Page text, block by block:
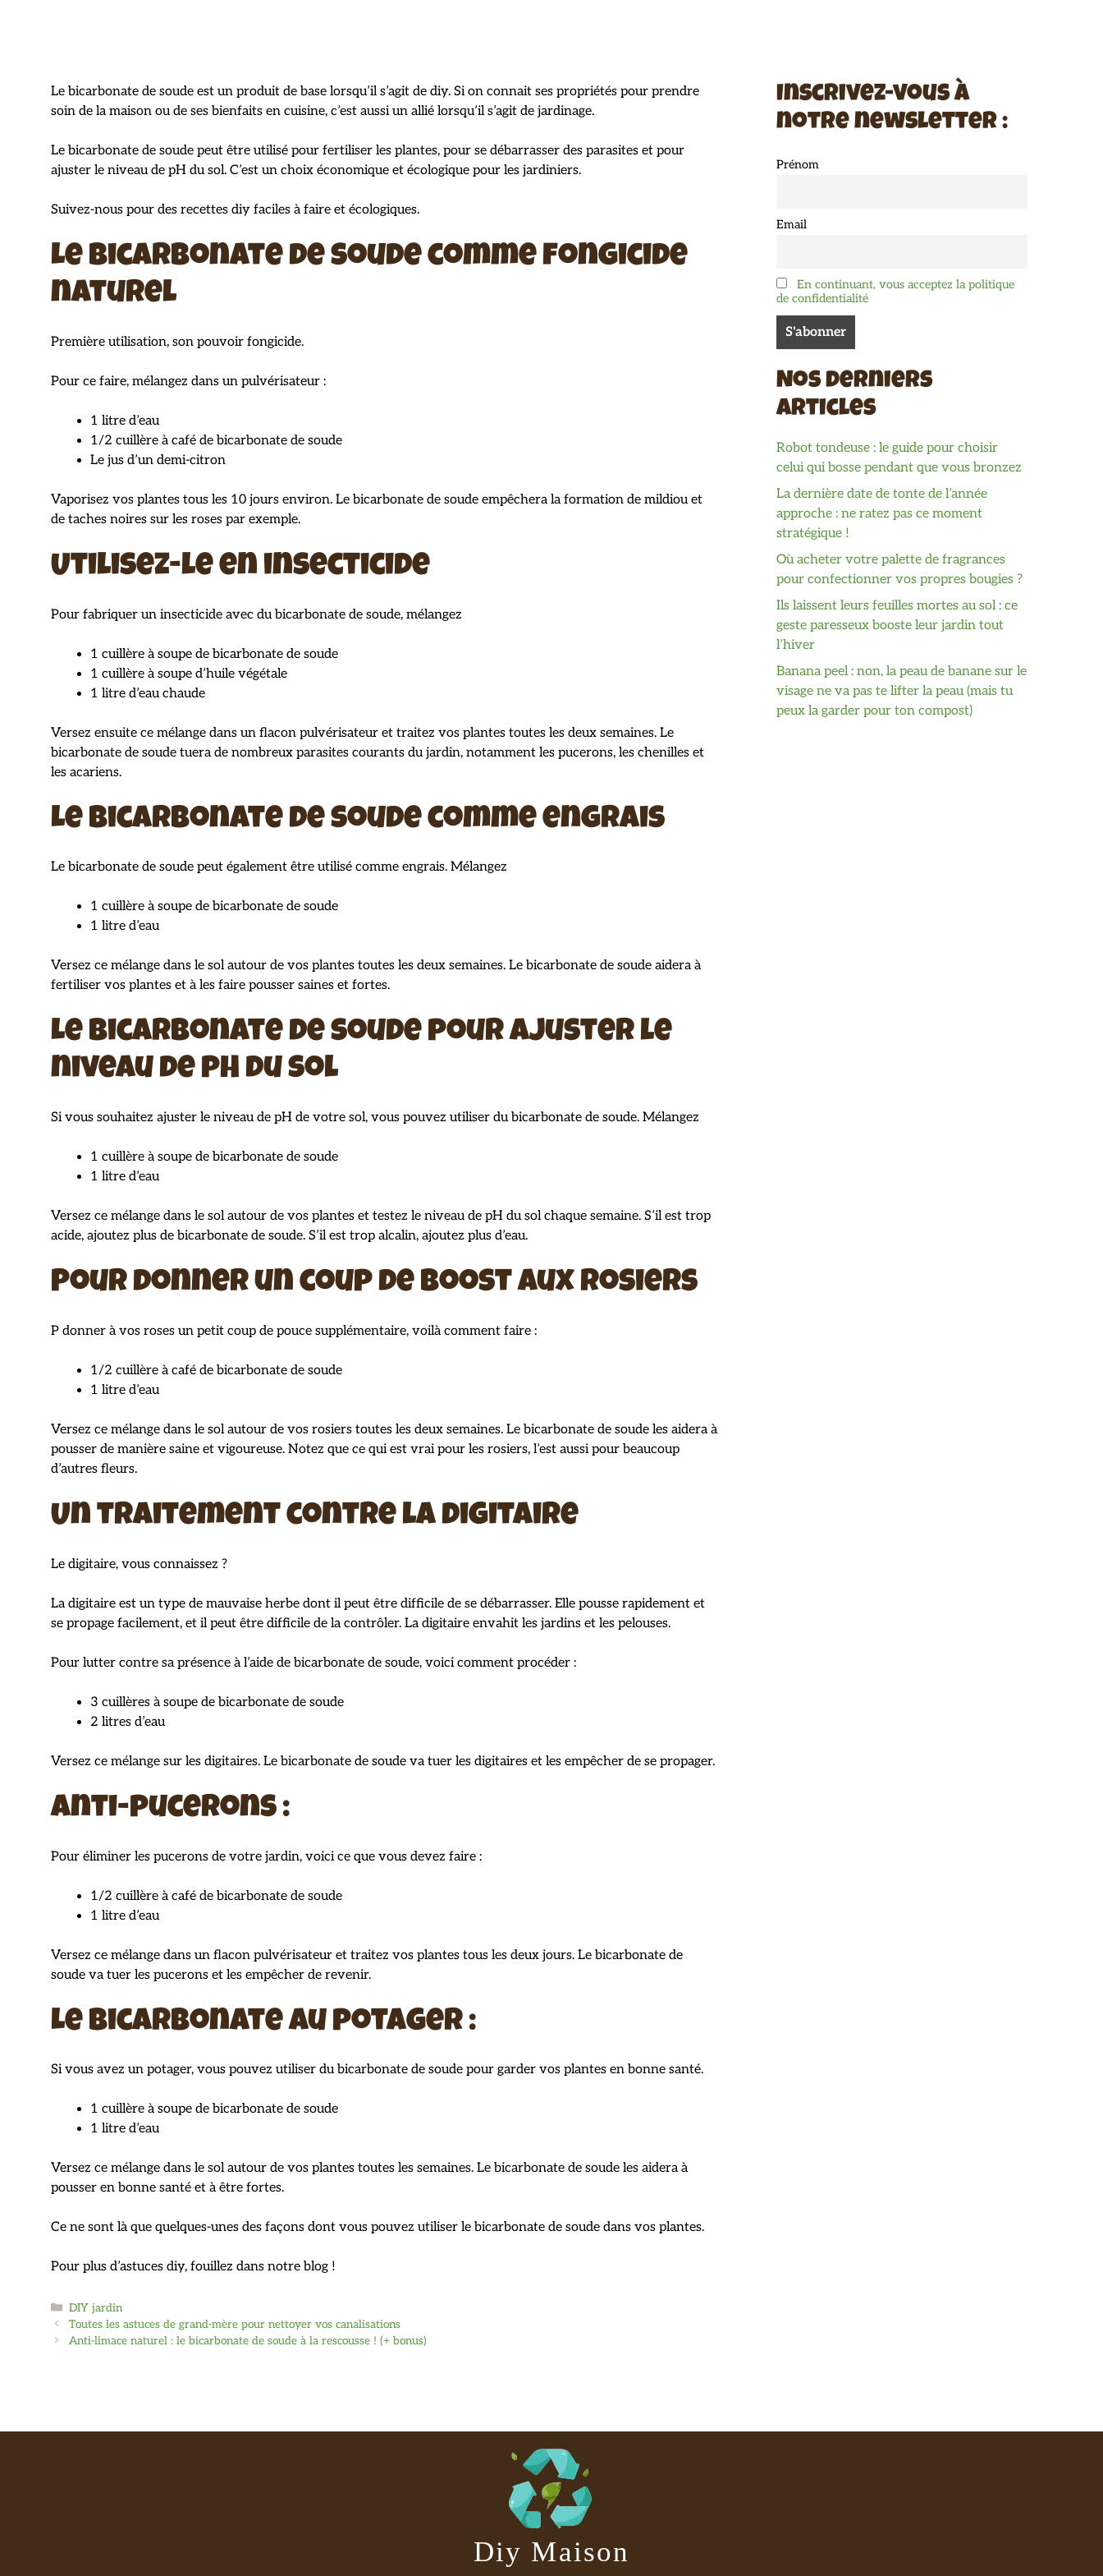
Le bicarbonate de soude est un produit de base lorsqu’il s’agit de diy. Si on connait ses propriétés pour prendre
soin de la maison ou de ses bienfaits en cuisine, c’est aussi un allié lorsqu’il s’agit de jardinage.
Le bicarbonate de soude peut être utilisé pour fertiliser les plantes, pour se débarrasser des parasites et pour
ajuster le niveau de pH du sol. C’est un choix économique et écologique pour les jardiniers.
Suivez-nous pour des recettes diy faciles à faire et écologiques.
Le bicarbonate de soude comme fongicide
naturel
Première utilisation, son pouvoir fongicide.
Pour ce faire, mélangez dans un pulvérisateur :
1 litre d’eau
1/2 cuillère à café de bicarbonate de soude
Le jus d’un demi-citron
Vaporisez vos plantes tous les 10 jours environ. Le bicarbonate de soude empêchera la formation de mildiou et
de taches noires sur les roses par exemple.
Utilisez-le en insecticide
Pour fabriquer un insecticide avec du bicarbonate de soude, mélangez
1 cuillère à soupe de bicarbonate de soude
1 cuillère à soupe d’huile végétale
1 litre d’eau chaude
Versez ensuite ce mélange dans un flacon pulvérisateur et traitez vos plantes toutes les deux semaines. Le
bicarbonate de soude tuera de nombreux parasites courants du jardin, notamment les pucerons, les chenilles et
les acariens.
Le bicarbonate de soude comme engrais
Le bicarbonate de soude peut également être utilisé comme engrais. Mélangez
1 cuillère à soupe de bicarbonate de soude
1 litre d’eau
Versez ce mélange dans le sol autour de vos plantes toutes les deux semaines. Le bicarbonate de soude aidera à
fertiliser vos plantes et à les faire pousser saines et fortes.
Le bicarbonate de soude pour ajuster le
niveau de pH du sol
Si vous souhaitez ajuster le niveau de pH de votre sol, vous pouvez utiliser du bicarbonate de soude. Mélangez
1 cuillère à soupe de bicarbonate de soude
1 litre d’eau
Versez ce mélange dans le sol autour de vos plantes et testez le niveau de pH du sol chaque semaine. S’il est trop
acide, ajoutez plus de bicarbonate de soude. S’il est trop alcalin, ajoutez plus d’eau.
Pour donner un coup de boost aux rosiers
P donner à vos roses un petit coup de pouce supplémentaire, voilà comment faire :
1/2 cuillère à café de bicarbonate de soude
1 litre d’eau
Versez ce mélange dans le sol autour de vos rosiers toutes les deux semaines. Le bicarbonate de soude les aidera à
pousser de manière saine et vigoureuse. Notez que ce qui est vrai pour les rosiers, l’est aussi pour beaucoup
d’autres fleurs.
Un traitement contre la digitaire
Le digitaire, vous connaissez ?
La digitaire est un type de mauvaise herbe dont il peut être difficile de se débarrasser. Elle pousse rapidement et
se propage facilement, et il peut être difficile de la contrôler. La digitaire envahit les jardins et les pelouses.
Pour lutter contre sa présence à l’aide de bicarbonate de soude, voici comment procéder :
3 cuillères à soupe de bicarbonate de soude
2 litres d’eau
Versez ce mélange sur les digitaires. Le bicarbonate de soude va tuer les digitaires et les empêcher de se propager.
Anti-pucerons :
Pour éliminer les pucerons de votre jardin, voici ce que vous devez faire :
1/2 cuillère à café de bicarbonate de soude
1 litre d’eau
Versez ce mélange dans un flacon pulvérisateur et traitez vos plantes tous les deux jours. Le bicarbonate de
soude va tuer les pucerons et les empêcher de revenir.
Le bicarbonate au potager :
Si vous avez un potager, vous pouvez utiliser du bicarbonate de soude pour garder vos plantes en bonne santé.
1 cuillère à soupe de bicarbonate de soude
1 litre d’eau
Versez ce mélange dans le sol autour de vos plantes toutes les semaines. Le bicarbonate de soude les aidera à
pousser en bonne santé et à être fortes.
Ce ne sont là que quelques-unes des façons dont vous pouvez utiliser le bicarbonate de soude dans vos plantes.
Pour plus d’astuces diy, fouillez dans notre blog !
Catégories
DIY jardin
Toutes les astuces de grand-mère pour nettoyer vos canalisations
Anti-limace naturel : le bicarbonate de soude à la rescousse ! (+ bonus)
Inscrivez-vous à
notre newsletter :
Prénom
Email
En continuant, vous acceptez la politique
de confidentialité
Nos derniers
articles
Robot tondeuse : le guide pour choisir
celui qui bosse pendant que vous bronzez
La dernière date de tonte de l’année
approche : ne ratez pas ce moment
stratégique !
Où acheter votre palette de fragrances
pour confectionner vos propres bougies ?
Ils laissent leurs feuilles mortes au sol : ce
geste paresseux booste leur jardin tout
l’hiver
Banana peel : non, la peau de banane sur le
visage ne va pas te lifter la peau (mais tu
peux la garder pour ton compost)
Diy Maison